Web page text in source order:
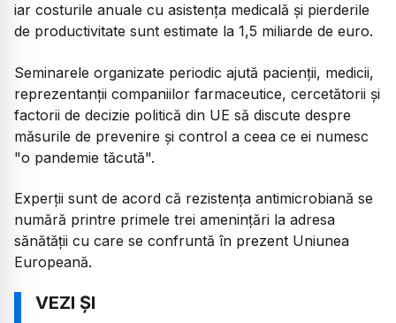
iar costurile anuale cu asistența medicală și pierderile
de productivitate sunt estimate la 1,5 miliarde de euro.
Seminarele organizate periodic ajută pacienții, medicii,
reprezentanții companiilor farmaceutice, cercetătorii și
factorii de decizie politică din UE să discute despre
măsurile de prevenire și control a ceea ce ei numesc
"o pandemie tăcută".
Experții sunt de acord că rezistența antimicrobiană se
numără printre primele trei amenințări la adresa
sănătății cu care se confruntă în prezent Uniunea
Europeană.